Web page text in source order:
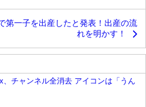
第一子を出産したと発表！出産の流
れを明かす！
、チャンネル全消去 アイコンは「うん